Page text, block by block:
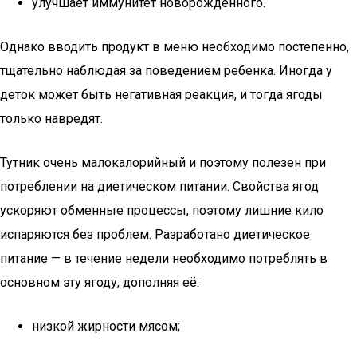
Однако вводить продукт в меню необходимо постепенно,
тщательно наблюдая за поведением ребенка. Иногда у
деток может быть негативная реакция, и тогда ягоды
только навредят.
Тутник очень малокалорийный и поэтому полезен при
потреблении на диетическом питании. Свойства ягод
ускоряют обменные процессы, поэтому лишние кило
испаряются без проблем. Разработано диетическое
питание — в течение недели необходимо потреблять в
основном эту ягоду, дополняя её:
низкой жирности мясом;